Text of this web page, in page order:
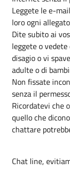
Leggete le e-
loro ogni
Dite subito ai
leggete o
disagio o vi
adulte o di
Non fissate
senza il
Ricordatevi che
quello che
chattare
Chat line,